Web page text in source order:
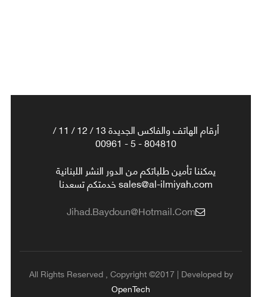
أرقام الهاتف والفاكس الجديدة 13 / 12 / 11 /
804810 - 5 - 00961
يمكننا تأمين طلباتكم من الدور النشر اللبنانية
sales@al-ilmiyah.com خدمتكم تسعدنا
Jihad.baydoun@hotmail.com
All Rights Reserved , Copyright ©2017 | Developed by
OpenTech